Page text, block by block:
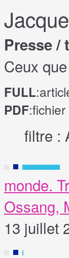
Presse /
Ceux
FULL
PDF
filtre :
F
monde.
Ossang,
13 juillet
F